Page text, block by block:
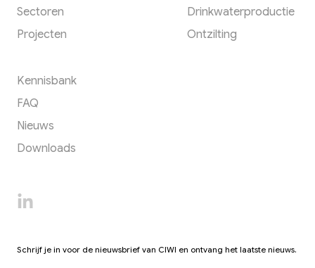
Sectoren
Projecten
Drinkwaterproductie
Ontzilting
Kennisbank
FAQ
Nieuws
Downloads
Schrijf je in voor de nieuwsbrief van CIWI en ontvang het laatste nieuws.